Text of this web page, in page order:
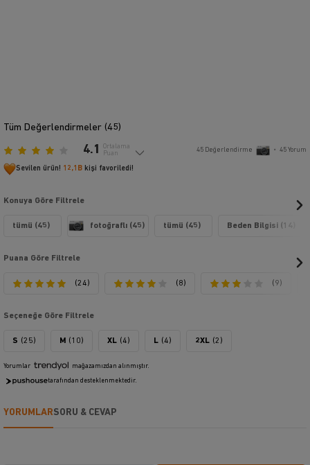
Tüm Değerlendirmeler (45)
4.1
Ortalama
Puan
45 Değerlendirme • 45Yorum
Sevilen ürün! 12,1B kişi favoriledi!
Konuya Göre Filtrele
tümü (45) fotoğraflı (45) tümü (45) Beden Bilgisi (14)
Puana Göre Filtrele
(24) (8) (9)
Seçeneğe Göre Filtrele
S (25) M (10) XL (4) L (4) 2XL (2)
Yorumlar mağazamızdan alınmıştır.
tarafından desteklenmektedir.
YORUMLARSORU & CEVAP